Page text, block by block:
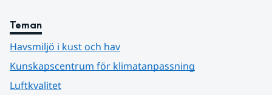
Teman
Havsmiljö i kust och hav
Kunskapscentrum för klimatanpassning
Luftkvalitet